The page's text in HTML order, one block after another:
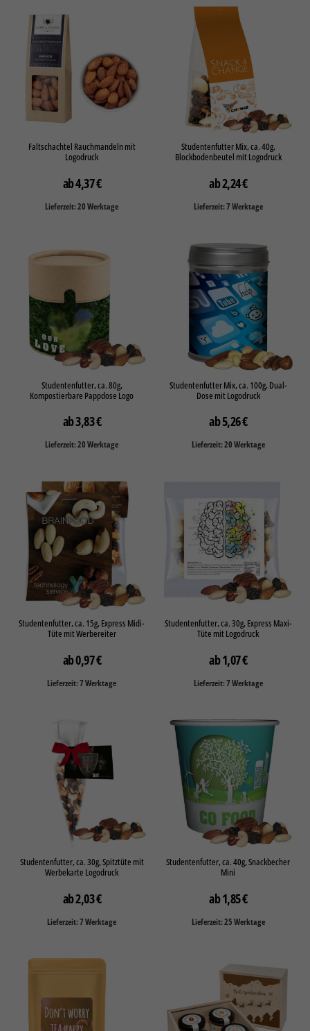
Faltschachtel Rauchmandeln mit
Logodruck
4,37€
Lieferzeit: 20 Werktage
Studentenfutter Mix, ca. 40g,
Blockbodenbeutel mit Logodruck
2,24€
Lieferzeit: 7 Werktage
Studentenfutter, ca. 80g,
Kompostierbare Pappdose Logo
3,83€
Lieferzeit: 20 Werktage
Studentenfutter Mix, ca. 100g, Dual-
Dose mit Logodruck
5,26€
Lieferzeit: 20 Werktage
Studentenfutter, ca. 15g, Express Midi-
Tüte mit Werbereiter
0,97€
Lieferzeit: 7 Werktage
Studentenfutter, ca. 30g, Express Maxi-
Tüte mit Logodruck
1,07€
Lieferzeit: 7 Werktage
Studentenfutter, ca. 30g, Spitztüte mit
Werbekarte Logodruck
2,03€
Lieferzeit: 7 Werktage
Studentenfutter, ca. 40g, Snackbecher
Mini
1,85€
Lieferzeit: 25 Werktage